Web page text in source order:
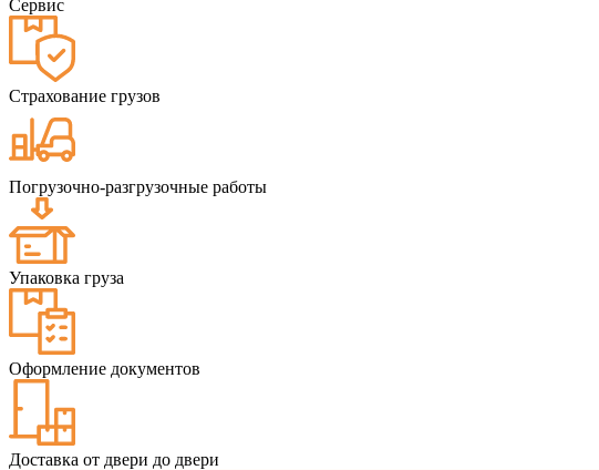
Сервис
Страхование грузов
Погрузочно-разгрузочные работы
Упаковка груза
Оформление документов
Доставка от двери до двери